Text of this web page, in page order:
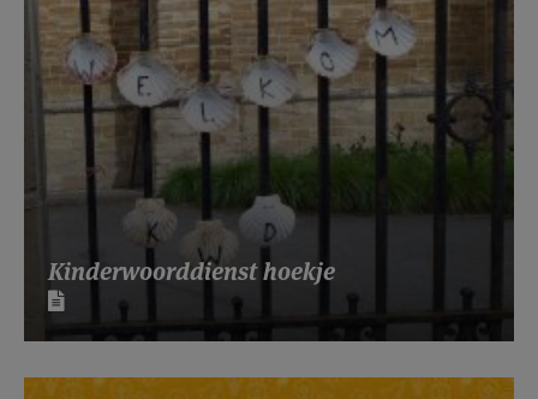
Kinderwoorddienst hoekje